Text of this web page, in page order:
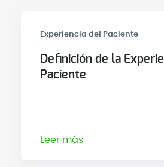
Experiencia del Paciente
Definición de la
Paciente
Leer más